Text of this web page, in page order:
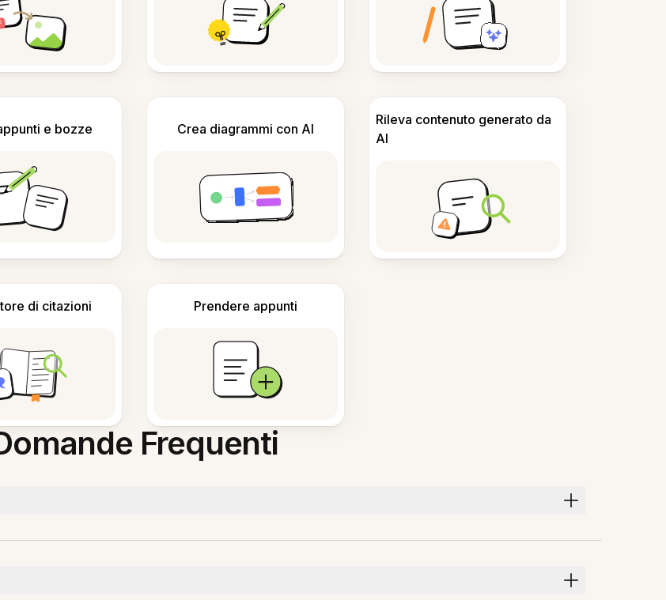
e bozze Crea diagrammi con AI
Rileva contenuto generato da
AI
di citazioni Prendere appunti
Frequenti